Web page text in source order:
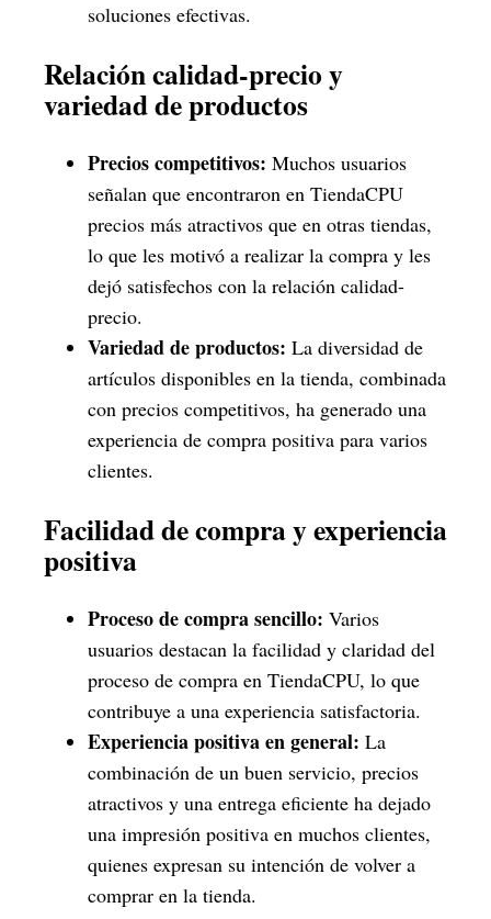
soluciones efectivas.
Relación calidad-precio y
variedad de productos
Precios competitivos: Muchos usuarios
señalan que encontraron en TiendaCPU
precios más atractivos que en otras tiendas,
lo que les motivó a realizar la compra y les
dejó satisfechos con la relación calidad-
precio.
Variedad de productos: La diversidad de
artículos disponibles en la tienda, combinada
con precios competitivos, ha generado una
experiencia de compra positiva para varios
clientes.
Facilidad de compra y experiencia
positiva
Proceso de compra sencillo: Varios
usuarios destacan la facilidad y claridad del
proceso de compra en TiendaCPU, lo que
contribuye a una experiencia satisfactoria.
Experiencia positiva en general: La
combinación de un buen servicio, precios
atractivos y una entrega eficiente ha dejado
una impresión positiva en muchos clientes,
quienes expresan su intención de volver a
comprar en la tienda.